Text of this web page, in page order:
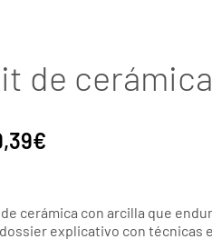
de
€
cerámica con arcilla que
explicativo con técnicas